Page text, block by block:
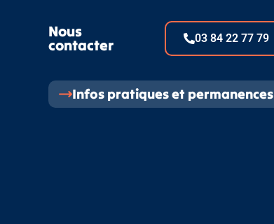
Nous
contacter 03 84 22 77 79
Infos pratiques et permanences